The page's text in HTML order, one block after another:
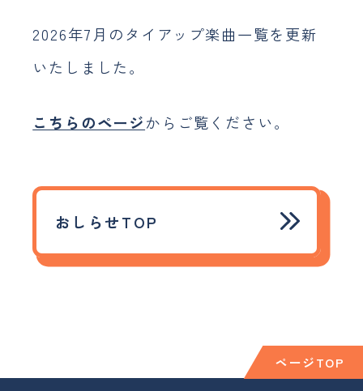
2026年7月のタイアップ楽曲一覧を更新
いたしました。
こちらのページからご覧ください。
おしらせTOP
ページTOP